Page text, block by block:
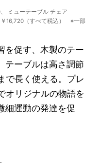
ミューテーブル チェア
￥16,720（すべて税込） ※一部
を促す、木製のテー
テーブルは高さ調節
で長く使える。プレ
オリジナルの物語を
細運動の発達を促